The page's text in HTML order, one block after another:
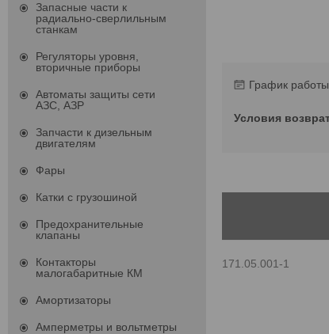
График работы
171.05.001-1
Запасные части к
радиально-сверлильным
станкам
Регуляторы уровня,
вторичные приборы
Автоматы защиты сети
АЗС, АЗР
Запчасти к дизельным
двигателям
Фары
Катки с грузошиной
Предохранительные
клапаны
Контакторы
малогабаритные КМ
Амортизаторы
Амперметры и вольтметры